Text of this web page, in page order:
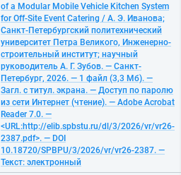
of a Modular Mobile Vehicle Kitchen System
for Off-Site Event Catering / А. Э. Иванова;
Санкт-Петербургский политехнический
университет Петра Великого, Инженерно-
строительный институт; научный
руководитель А. Г. Зубов. — Санкт-
Петербург, 2026. — 1 файл (3,3 Мб). —
Загл. с титул. экрана. — Доступ по паролю
из сети Интернет (чтение). — Adobe Acrobat
Reader 7.0. —
<URL:http://elib.spbstu.ru/dl/3/2026/vr/vr26-
2387.pdf>. — DOI
10.18720/SPBPU/3/2026/vr/vr26-2387. —
Текст: электронный